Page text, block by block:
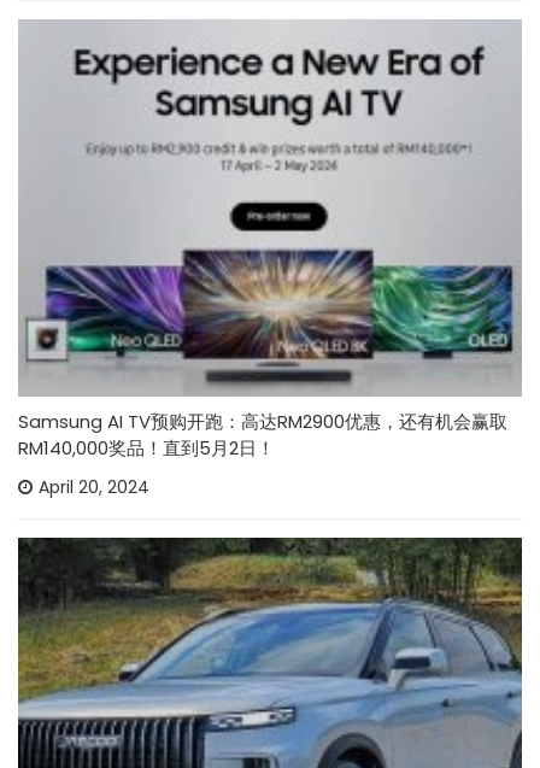
Samsung AI TV预购开跑：高达RM2900优惠，还有机会赢取
RM140,000奖品！直到5月2日！
April 20, 2024